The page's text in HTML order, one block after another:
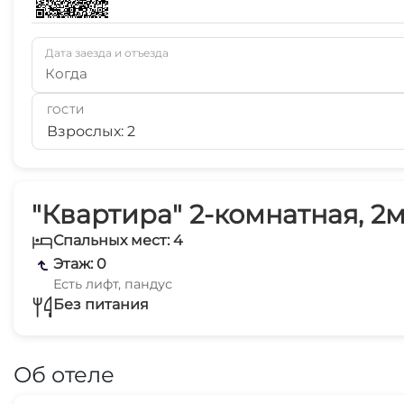
"Квартира" 2-комнатная,
Спальных мест: 4
Этаж: 0
Есть лифт, пандус
Без питания
Об отеле
Дата заезда и отъезда
Когда
ГОСТИ
Взрослых: 2